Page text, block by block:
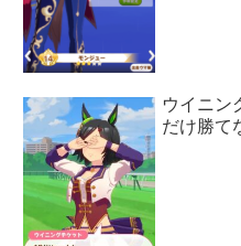
ウイニン
だけ勝て